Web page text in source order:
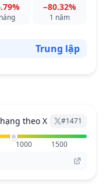
1 năm
−80.32%
Trung lập
theo X #1471
1000
1500